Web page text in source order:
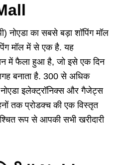
नोएडा का सबसे बड़ा शॉपिंग मॉल
मॉल में से एक है. यह
में फैला हुआ है, जो इसे एक दिन
बनाता है. 300 से अधिक
इलेक्ट्रॉनिक्स और गैजेट्स
तक प्रोडक्च की एक विस्तृत
रूप से आपकी सभी खरीदारी